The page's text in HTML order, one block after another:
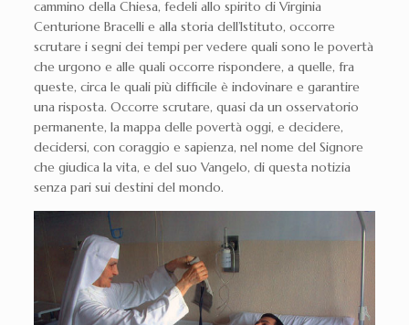
cammino della Chiesa, fedeli allo spirito di Virginia
Centurione Bracelli e alla storia dell’Istituto, occorre
scrutare i segni dei tempi per vedere quali sono le povertà
che urgono e alle quali occorre rispondere, a quelle, fra
queste, circa le quali più difficile è indovinare e garantire
una risposta. Occorre scrutare, quasi da un osservatorio
permanente, la mappa delle povertà oggi, e decidere,
decidersi, con coraggio e sapienza, nel nome del Signore
che giudica la vita, e del suo Vangelo, di questa notizia
senza pari sui destini del mondo.